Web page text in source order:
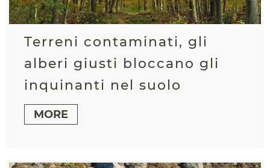
Terreni contaminati, gli
alberi giusti bloccano gli
inquinanti nel suolo
MORE